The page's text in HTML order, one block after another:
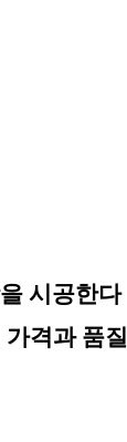
시공한다
격과 품질